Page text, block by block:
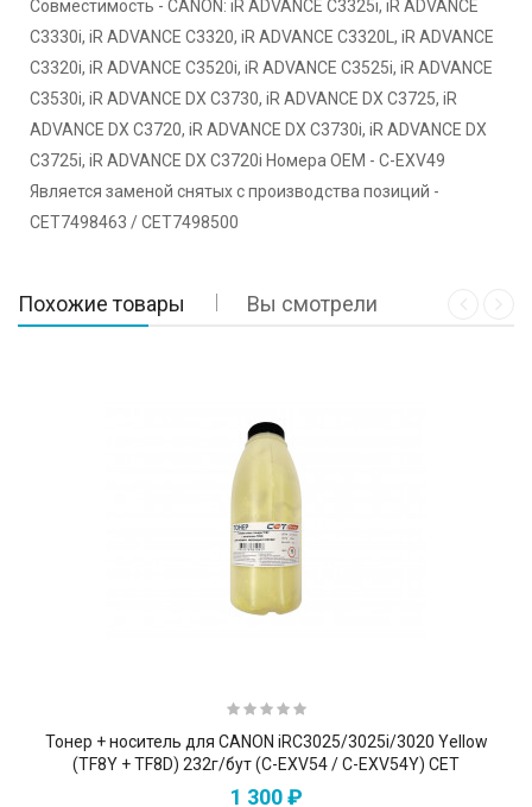
Совместимость - CANON: iR ADVANCE C3325i, iR ADVANCE
C3330i, iR ADVANCE C3320, iR ADVANCE C3320L, iR ADVANCE
C3320i, iR ADVANCE C3520i, iR ADVANCE C3525i, iR ADVANCE
C3530i, iR ADVANCE DX C3730, iR ADVANCE DX C3725, iR
ADVANCE DX C3720, iR ADVANCE DX C3730i, iR ADVANCE DX
C3725i, iR ADVANCE DX C3720i Номера ОЕМ - C-EXV49
Является заменой снятых с производства позиций -
CET7498463 / CET7498500
Похожие товары Вы смотрели
Тонер + носитель для CANON iRC3025/3025i/3020 Yellow
(TF8Y + TF8D) 232г/бут (C-EXV54 / C-EXV54Y) CET
1 300 ₽